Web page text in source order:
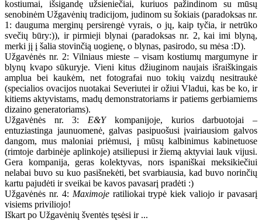
kostiumai, išsigandę užsieniečiai, kuriuos pažindinom su mūsų
senobinėm Užgavėnių tradicijom, judinom su šokiais (paradoksas nr.
1: dauguma merginų persirengė vyrais, o jų, kaip tyčia, ir netrūko
svečių būry:)), ir pirmieji blynai (paradoksas nr. 2, kai imi blyną,
merki jį į šalia stovinčią uogienę, o blynas, pasirodo, su mėsa :D).
Užgavėnės nr. 2: Vilniaus mieste – visam kostiumų margumyne ir
blynų kvapo sūkuryje. Vieni kitus džiuginom naujais išraiškingais
amplua bei kaukėm, net fotografai nuo tokių vaizdų nesitraukė
(specialios ovacijos nuotakai Severiutei ir ožiui Vladui, kas be ko, ir
kitiems aktyvistams, madų demonstratoriams ir patiems gerbiamiems
dizaino generatoriams).
Užgavėnės nr. 3: E&Ykompanijoje, kurios darbuotojai –
entuziastinga jaunuomenė, galvas pasipuošusi įvairiausiom galvos
dangom, mus maloniai priėmusi, į mūsų kalbinimus kabinetuose
(rimtoje darbinėje aplinkoje) atsiliepusi ir žiemą aktyviai lauk vijusi.
Gera kompanija, geras kolektyvas, nors ispaniškai meksikiečiui
nelabai buvo su kuo pasišnekėti, bet svarbiausia, kad buvo norinčių
kartu pajudėti ir sveikai be kavos pavasarį pradėti :)
Užgavėnės nr. 4: Maximojeratiliokai trypė kiek valiojo ir pavasarį
visiems priviliojo!
Iškart po Užgavėnių šventės tęsėsi ir ...